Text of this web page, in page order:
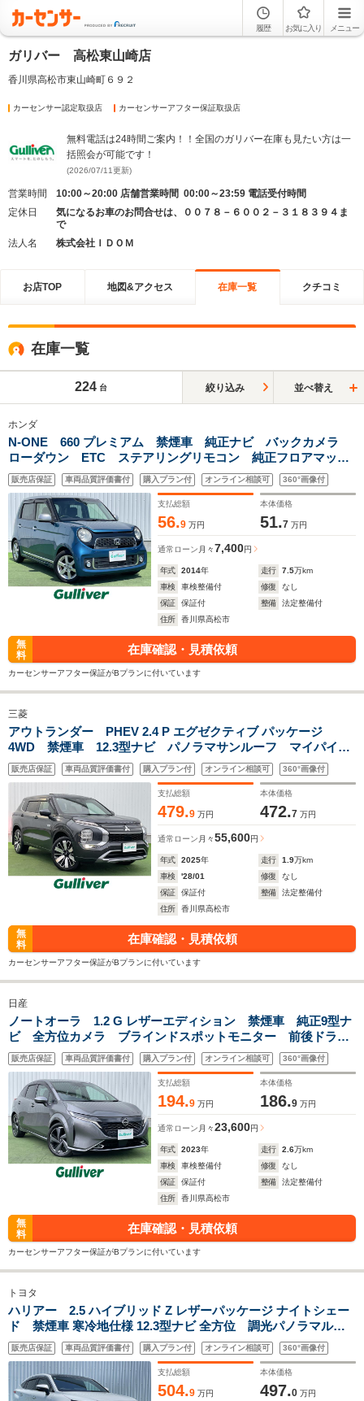
履歴 お気に入り メニュー
ガリバー 高松東山崎店
香川県高松市東山崎町６９２
カーセンサー認定取扱店 カーセンサーアフター保証取扱店
無料電話は24時間ご案内！！全国のガリバー在庫も見たい方は一
括照会が可能です！
(2026/07/11更新)
営業時間
10:00～20:00 店舗営業時間 00:00～23:59 電話受付時間
定休日
気になるお車のお問合せは、００７８－６００２－３１８３９４ま
で
法人名
株式会社ＩＤＯＭ
お店TOP 地図&アクセス 在庫一覧 クチコミ
在庫一覧
224 台 絞り込み 並べ替え
ホンダ
N-ONE 660 プレミアム 禁煙車 純正ナビ バックカメラ
ローダウン ETC ステアリングリモコン 純正フロアマッ
ト 純正AW14インチ オートライト HIDヘッドライト スマ
ートキー プッシュスタート
販売店保証 車両品質評価書付 購入プラン付 オンライン相談可 360°画像付
支払総額
56.9 万円
本体価格
51.7 万円
通常ローン 月々7,400円
年式 2014年 走行 7.5万km
車検
車検整備付 修復
なし
保証
保証付 整備
法定整備付
住所
香川県高松市
無
料
在庫確認・見積依頼
カーセンサーアフター保証がBプランに付いています
三菱
アウトランダー PHEV 2.4 P エグゼクティブ パッケージ
4WD 禁煙車 12.3型ナビ パノラマサンルーフ マイパイロ
ット 全方位 ワイヤレス充電 デジタルインナーミラー 本
革 シートヒーター エアシート パワーシート ヤマハサウ
ンド ETC2.0 前後ドラレコ
販売店保証 車両品質評価書付 購入プラン付 オンライン相談可 360°画像付
支払総額
479.9 万円
本体価格
472.7 万円
通常ローン 月々55,600円
年式 2025年 走行 1.9万km
車検
'28/01 修復
なし
保証
保証付 整備
法定整備付
住所
香川県高松市
無
料
在庫確認・見積依頼
カーセンサーアフター保証がBプランに付いています
日産
ノートオーラ 1.2 G レザーエディション 禁煙車 純正9型ナ
ビ 全方位カメラ ブラインドスポットモニター 前後ドライ
ブレコーダー デジタルインナーミラー シートヒーター ハ
ンドルヒーター LEDヘッドライト ETC オートハイビー
ム フルセグ
販売店保証 車両品質評価書付 購入プラン付 オンライン相談可 360°画像付
支払総額
194.9 万円
本体価格
186.9 万円
通常ローン 月々23,600円
年式 2023年 走行 2.6万km
車検
車検整備付 修復
なし
保証
保証付 整備
法定整備付
住所
香川県高松市
無
料
在庫確認・見積依頼
カーセンサーアフター保証がBプランに付いています
トヨタ
ハリアー 2.5 ハイブリッド Z レザーパッケージ ナイトシェー
ド 禁煙車 寒冷地仕様 12.3型ナビ 全方位 調光パノラマルー
フ JBL 黒レザー シートヒーター/ベンチレーション 電動
リアゲート 衝突軽減 レーダークルーズコントロール デジ
タルインナーミラー ETC
販売店保証 車両品質評価書付 購入プラン付 オンライン相談可 360°画像付
支払総額
504.9 万円
本体価格
497.0 万円